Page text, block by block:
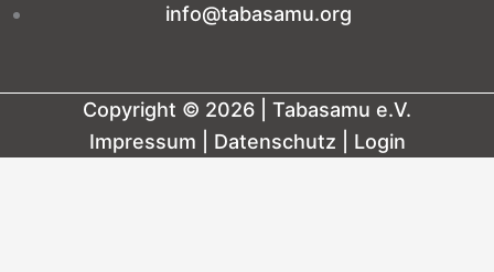
info@tabasamu.org
Copyright © 2026 | Tabasamu e.V.
Impressum
Datenschutz Login